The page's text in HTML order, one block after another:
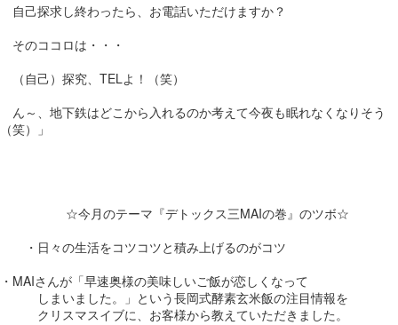
自己探求し終わったら、お電話いただけますか？
そのココロは・・・
（自己）探究、TELよ！（笑）
ん～、地下鉄はどこから入れるのか考えて今夜も眠れなくなりそう
（笑）」
☆今月のテーマ『デトックス三MAIの巻』のツボ☆
・日々の生活をコツコツと積み上げるのがコツ
・MAIさんが「早速奥様の美味しいご飯が恋しくなって
しまいました。」という長岡式酵素玄米飯の注目情報を
クリスマスイブに、お客様から教えていただきました。